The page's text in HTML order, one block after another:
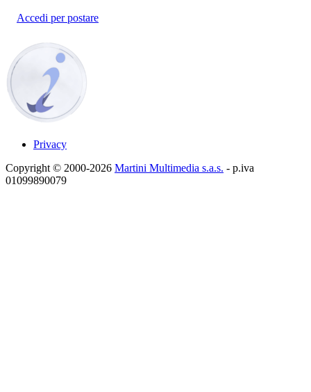
Accedi per postare
Privacy
Copyright © 2000-2026 Martini Multimedia s.a.s. - p.iva
01099890079